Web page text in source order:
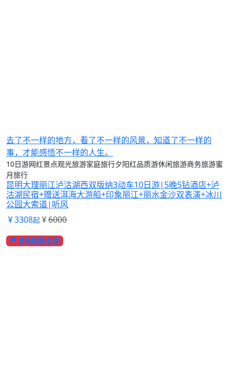
去了不一样的地方，看了不一样的风景，知道了不一样的
事，才能感悟不一样的人生。
10日游网红景点观光旅游家庭旅行夕阳红品质游休闲旅游商务旅游蜜
月旅行
昆明大理丽江泸沽湖西双版纳3动车10日游|5晚5钻酒店+泸
沽湖民宿+赠送洱海大游船+印象丽江+丽水金沙双表演+冰川
公园大索道|听风
3308起 6000
贵州旅游8日游